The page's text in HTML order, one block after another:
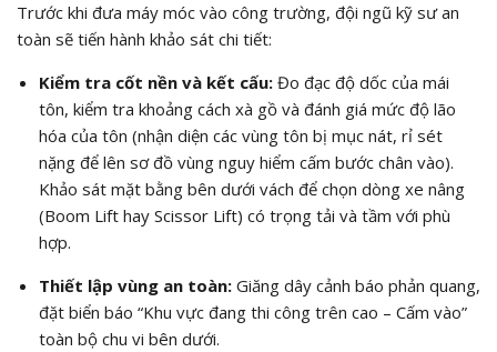
Trước khi đưa máy móc vào công trường, đội ngũ kỹ sư an
toàn sẽ tiến hành khảo sát chi tiết:
Kiểm tra cốt nền và kết cấu:Đo đạc độ dốc của mái
tôn, kiểm tra khoảng cách xà gồ và đánh giá mức độ lão
hóa của tôn (nhận diện các vùng tôn bị mục nát, rỉ sét
nặng để lên sơ đồ vùng nguy hiểm cấm bước chân vào).
Khảo sát mặt bằng bên dưới vách để chọn dòng xe nâng
(Boom Lift hay Scissor Lift) có trọng tải và tầm với phù
hợp.
Thiết lập vùng an toàn:Giăng dây cảnh báo phản quang,
đặt biển báo “Khu vực đang thi công trên cao – Cấm vào”
toàn bộ chu vi bên dưới.